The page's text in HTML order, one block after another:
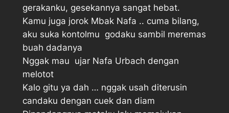
gerakanku, gesekannya sangat hebat.
Kamu juga jorok Mbak Nafa .. cuma bilang,
aku suka kontolmu  godaku sambil meremas
buah dadanya
Nggak mau  ujar Nafa Urbach dengan
melotot
Kalo gitu ya dah … nggak usah diterusin 
candaku dengan cuek dan diam